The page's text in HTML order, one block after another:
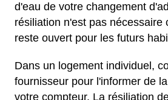
d'eau de votre changement
résiliation n'est pas nécessaire
reste ouvert pour les futurs
Dans un logement individuel,
fournisseur pour l'informer de
votre compteur. La résiliation